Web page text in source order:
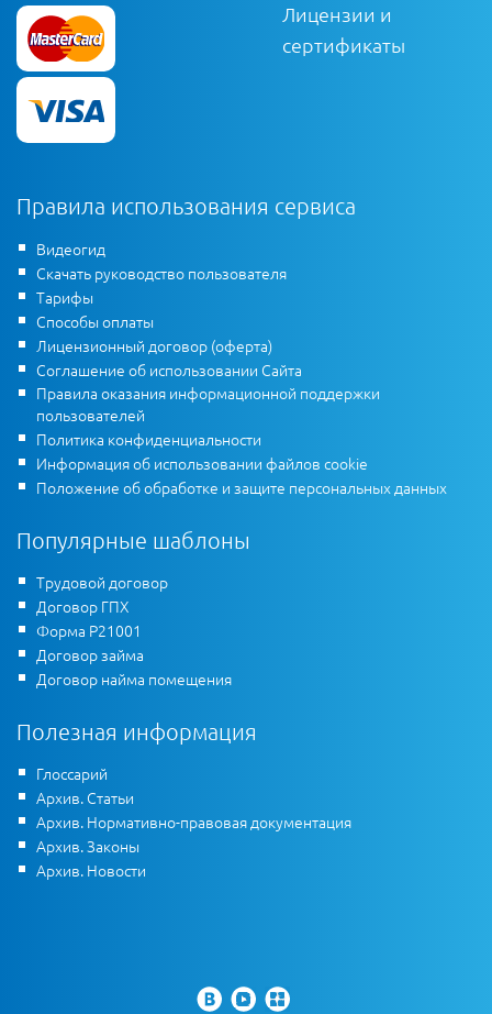
Лицензии и
сертификаты
Правила использования сервиса
Видеогид
Скачать руководство пользователя
Тарифы
Способы оплаты
Лицензионный договор (оферта)
Соглашение об использовании Сайта
Правила оказания информационной поддержки
пользователей
Политика конфиденциальности
Информация об использовании файлов cookie
Положение об обработке и защите персональных данных
Популярные шаблоны
Трудовой договор
Договор ГПХ
Форма Р21001
Договор займа
Договор найма помещения
Полезная информация
Глоссарий
Архив. Статьи
Архив. Нормативно-правовая документация
Архив. Законы
Архив. Новости